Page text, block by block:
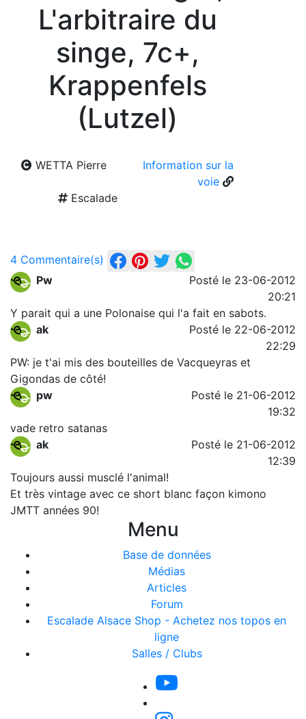
L'arbitraire du
singe, 7c+,
Krappenfels
(Lutzel)
WETTA Pierre
Information sur la
voie
Escalade
4 Commentaire(s)
Pw
Posté le 23-06-2012
20:21
Y parait qui a une Polonaise qui l'a fait en sabots.
ak
Posté le 22-06-2012
22:29
PW: je t'ai mis des bouteilles de Vacqueyras et
Gigondas de côté!
pw
Posté le 21-06-2012
19:32
vade retro satanas
ak
Posté le 21-06-2012
12:39
Toujours aussi musclé l'animal!
Et très vintage avec ce short blanc façon kimono
JMTT années 90!
Menu
Base de données
Médias
Articles
Forum
Escalade Alsace Shop - Achetez nos topos en
ligne
Salles / Clubs